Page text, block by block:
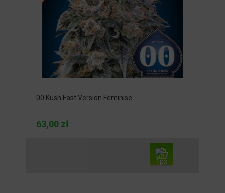
00 Kush Fast Version Feminise
63,00 zł